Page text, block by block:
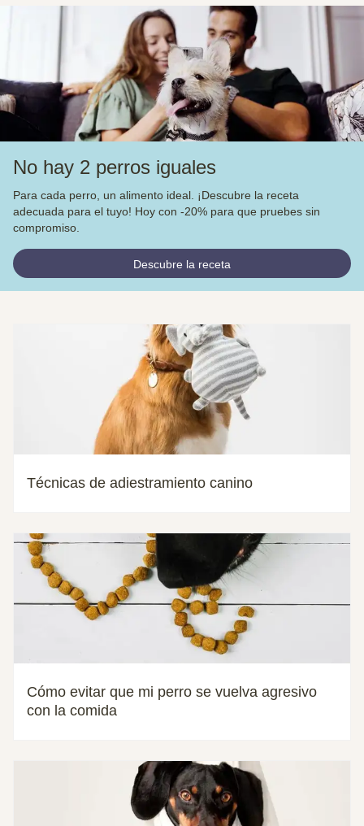
No hay 2 perros iguales
Para cada perro, un alimento ideal. ¡Descubre la receta
adecuada para el tuyo! Hoy con -20% para que pruebes sin
compromiso.
Descubre la receta
Técnicas de adiestramiento canino
Cómo evitar que mi perro se vuelva agresivo
con la comida